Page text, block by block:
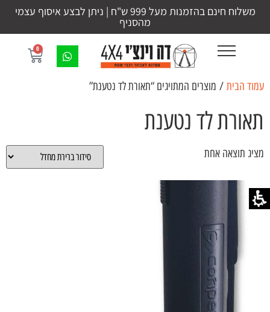
משלוח חינם בהזמנות מעל 999 ש"ח | ניתן לבצע איסוף עצמי
מהסניף
0
עמוד הבית / מוצרים המתויגים “תאורת לד נטענת”
תאורת לד נטענת
מציג תוצאה אחת